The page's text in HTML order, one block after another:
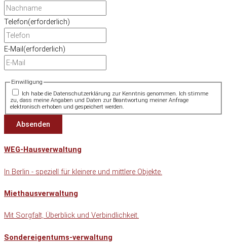
Telefon(erforderlich)
E-Mail(erforderlich)
Einwilligung
Ich habe die Datenschutzerklärung zur Kenntnis genommen. Ich stimme
zu, dass meine Angaben und Daten zur Beantwortung meiner Anfrage
elektronisch erhoben und gespeichert werden.
WEG-Hausverwaltung
In Berlin - speziell für kleinere und mittlere Objekte.
Miethausverwaltung
Mit Sorgfalt, Überblick und Verbindlichkeit.
Sondereigentums-verwaltung